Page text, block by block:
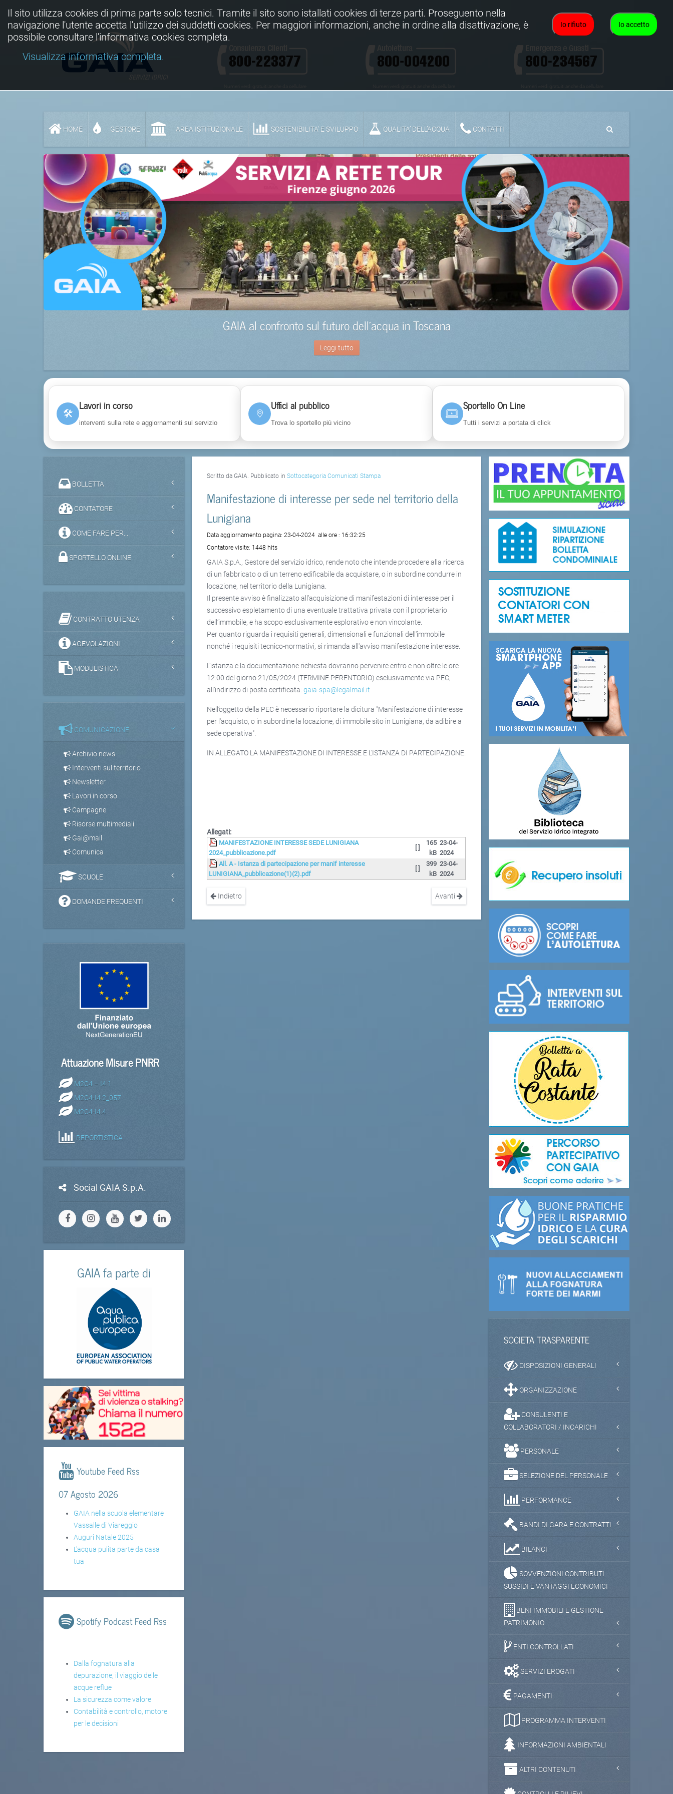
Numeri verdi gratuiti anche da cellulare
HOME GESTORE AREA ISTITUZIONALE SOSTENIBILITA' E SVILUPPO QUALITA’ DELL’ACQUA CONTATTI
GAIA al confronto sul futuro dell’acqua in Toscana
Leggi tutto
🛠
Lavori in corso
interventi sulla rete e aggiornamenti sul servizio
Uffici al pubblico
Trova lo sportello più vicino
Sportello On Line
Tutti i servizi a portata di click
Scritto da GAIA. Pubblicato inSottocategoria Comunicati Stampa
Manifestazione di interesse per sede nel territorio della
Lunigiana
Data aggiornamento pagina:23-04-2024 alle ore : 16:32:25
Contatore visite: 1448 hits
GAIA S.p.A., Gestore del servizio idrico, rende noto che intende procedere alla ricerca
di un fabbricato o di un terreno edificabile da acquistare, o in subordine condurre in
locazione, nel territorio della Lunigiana.
Il presente avviso è finalizzato all’acquisizione di manifestazioni di interesse per il
successivo espletamento di una eventuale trattativa privata con il proprietario
dell’immobile, e ha scopo esclusivamente esplorativo e non vincolante.
Per quanto riguarda i requisiti generali, dimensionali e funzionali dell'immobile
nonché i requisiti tecnico-normativi, si rimanda all'avviso manifestazione interesse.
L’istanza e la documentazione richiesta dovranno pervenire entro e non oltre le ore
12:00 del giorno 21/05/2024 (TERMINE PERENTORIO) esclusivamente via PEC,
all’indirizzo di posta certificata:gaia-spa@legalmail.it
Nell’oggetto della PEC è necessario riportare la dicitura "Manifestazione di interesse
per l'acquisto, o in subordine la locazione, di immobile sito in Lunigiana, da adibire a
sede operativa".
IN ALLEGATO LA MANIFESTAZIONE DI INTERESSE E L'ISTANZA DI PARTECIPAZIONE.
Allegati:
MANIFESTAZIONE INTERESSE SEDE LUNIGIANA
2024_pubblicazione.pdf
[ ]
165
kB
23-04-
2024
All. A - Istanza di partecipazione per manif interesse
LUNIGIANA_pubblicazione(1)(2).pdf
[ ]
399
kB
23-04-
2024
Indietro Avanti
BOLLETTA
CONTATORE
COME FARE PER...
SPORTELLO ONLINE
CONTRATTO UTENZA
AGEVOLAZIONI
MODULISTICA
COMUNICAZIONE
Archivio news
Interventi sul territorio
Newsletter
Lavori in corso
Campagne
Risorse multimediali
Gai@mail
Comunica
SCUOLE
DOMANDE FREQUENTI
Attuazione Misure PNRR
M2C4 – I4.1
M2C4-I4.2_057
M2C4-I4.4
REPORTISTICA
Social GAIA S.p.A.
GAIA fa parte di
Youtube Feed Rss
07 Agosto 2026
GAIA nella scuola elementare
Vassalle di Viareggio
Auguri Natale 2025
L'acqua pulita parte da casa
tua
Spotify Podcast Feed Rss
Dalla fognatura alla
depurazione, il viaggio delle
acque reflue
La sicurezza come valore
Contabilità e controllo, motore
per le decisioni
SOCIETA TRASPARENTE
DISPOSIZIONI GENERALI
ORGANIZZAZIONE
CONSULENTI E
COLLABORATORI / INCARICHI
PERSONALE
SELEZIONE DEL PERSONALE
PERFORMANCE
BANDI DI GARA E CONTRATTI
BILANCI
SOVVENZIONI CONTRIBUTI
SUSSIDI E VANTAGGI ECONOMICI
BENI IMMOBILI E GESTIONE
PATRIMONIO
ENTI CONTROLLATI
SERVIZI EROGATI
PAGAMENTI
PROGRAMMA INTERVENTI
INFORMAZIONI AMBIENTALI
ALTRI CONTENUTI
Io accetto
Io rifiuto
Il sito utilizza cookies di prima parte solo tecnici. Tramite il sito sono istallati cookies di terze parti. Proseguento nella
navigazione l'utente accetta l'utilizzo dei suddetti cookies. Per maggiori informazioni, anche in ordine alla disattivazione, è
possibile consultare l'informativa cookies completa.
Visualizza informativa completa.